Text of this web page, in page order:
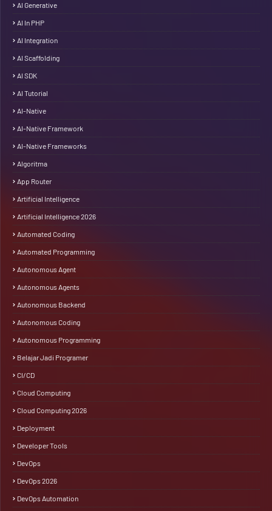
AI Generative
AI In PHP
AI Integration
AI Scaffolding
AI SDK
AI Tutorial
AI-Native
AI-Native Framework
AI-Native Frameworks
Algoritma
App Router
Artificial Intelligence
Artificial Intelligence 2026
Automated Coding
Automated Programming
Autonomous Agent
Autonomous Agents
Autonomous Backend
Autonomous Coding
Autonomous Programming
Belajar Jadi Programer
CI/CD
Cloud Computing
Cloud Computing 2026
Deployment
Developer Tools
DevOps
DevOps 2026
DevOps Automation